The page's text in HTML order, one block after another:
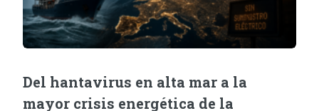
Del hantavirus en alta mar a la
mayor crisis energética de la